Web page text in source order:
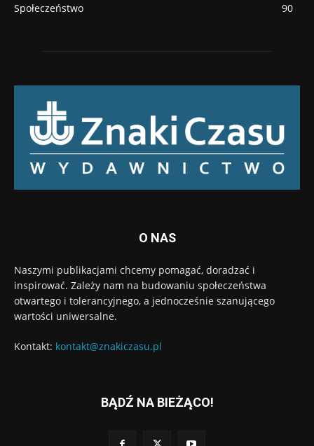
Społeczeństwo
90
O NAS
Naszymi publikacjami chcemy pomagać, doradzać i
inspirować. Zależy nam na budowaniu społeczeństwa
otwartego i tolerancyjnego, a jednocześnie szanującego
wartości uniwersalne.
Kontakt: kontakt@znakiczasu.pl
BĄDŹ NA BIEŻĄCO!